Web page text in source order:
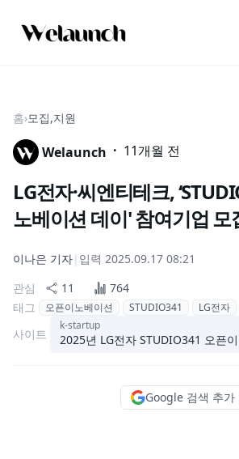
홈›모집,지원
Welaunch · 11개월 전
LG전자·씨엔티테크,
노베이션 데이' 참여기업 모
이나은 기자| 입력 2025.09.17 08:21
관심
11
764
태그
오픈이노베이션 STUDIO341 LG전자
사이트
k-startup
2025년 LG전자 STUDIO341 오픈
Google 검색 추가